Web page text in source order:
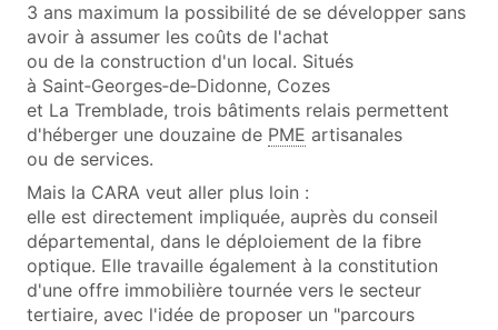
3 ans maximum la possibilité de se développer sans
avoir à assumer les coûts de l'achat
ou de la construction d'un local. Situés
à Saint‑Georges‑de‑Didonne, Cozes
et La Tremblade, trois bâtiments relais permettent
d'héberger une douzaine de PME artisanales
ou de services.
Mais la CARA veut aller plus loin :
elle est directement impliquée, auprès du conseil
départemental, dans le déploiement de la fibre
optique. Elle travaille également à la constitution
d'une offre immobilière tournée vers le secteur
tertiaire, avec l'idée de proposer un "parcours